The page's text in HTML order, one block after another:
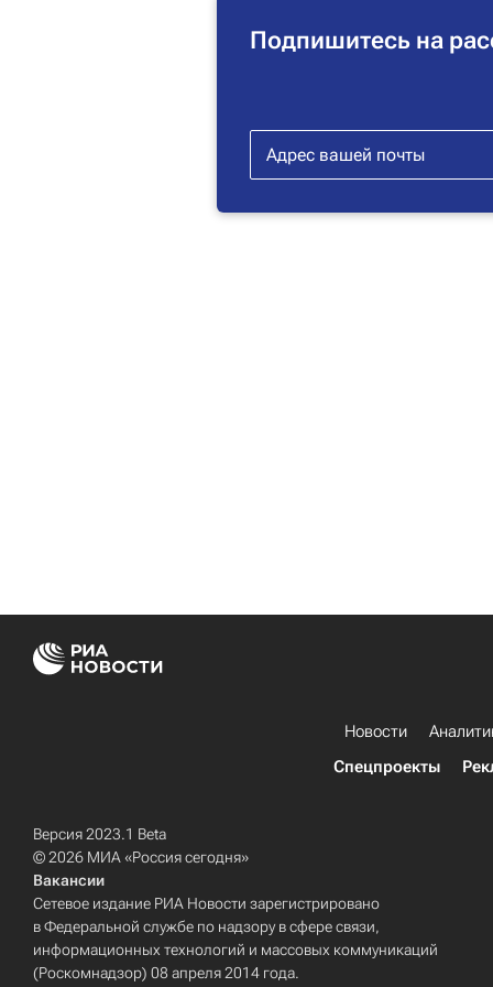
Подпишитесь на
Новости
Спецпроекты
Версия 2023.1 Beta
© 2026 МИА «Россия сегодня»
Вакансии
Сетевое издание РИА Новости зарегистрировано
в Федеральной службе по надзору в сфере связи,
информационных технологий и массовых коммуникаций
(Роскомнадзор) 08 апреля 2014 года.